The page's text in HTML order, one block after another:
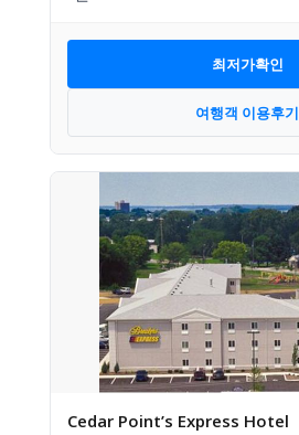
최저가확인
여행객 이용후기
Cedar Point’s Express Hotel